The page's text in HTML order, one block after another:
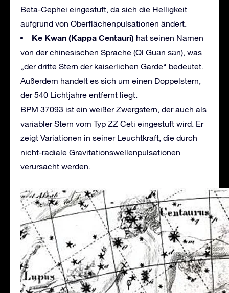
Beta-Cephei eingestuft, da sich die Helligkeit
aufgrund von Oberflächenpulsationen ändert.
Ke Kwan (Kappa Centauri) hat seinen Namen
von der chinesischen Sprache (Qí Guān sān), was
„der dritte Stern der kaiserlichen Garde“ bedeutet.
Außerdem handelt es sich um einen Doppelstern,
der 540 Lichtjahre entfernt liegt.
BPM 37093 ist ein weißer Zwergstern, der auch als
variabler Stern vom Typ ZZ Ceti eingestuft wird. Er
zeigt Variationen in seiner Leuchtkraft, die durch
nicht-radiale Gravitationswellenpulsationen
verursacht werden.